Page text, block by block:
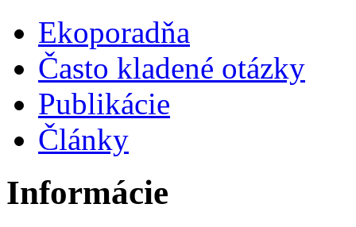
Ekoporadňa
Často kladené otázky
Publikácie
Články
Informácie